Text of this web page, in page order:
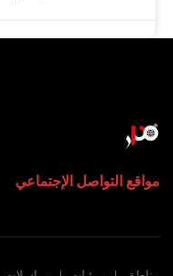
مواقع التواصل الإجتماعي